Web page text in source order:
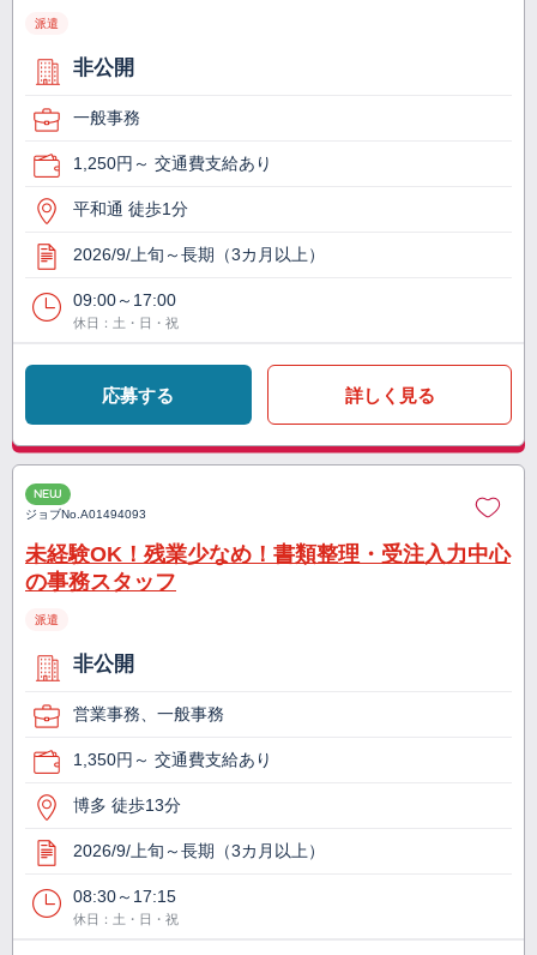
派遣
非公開
一般事務
1,250円～ 交通費支給あり
平和通 徒歩1分
2026/9/上旬～長期（3カ月以上）
09:00～17:00
休日：土・日・祝
応募する 詳しく見る
NEW
ジョブNo.A01494093
未経験OK！残業少なめ！書類整理・受注入力中心
の事務スタッフ
派遣
非公開
営業事務、一般事務
1,350円～ 交通費支給あり
博多 徒歩13分
2026/9/上旬～長期（3カ月以上）
08:30～17:15
休日：土・日・祝